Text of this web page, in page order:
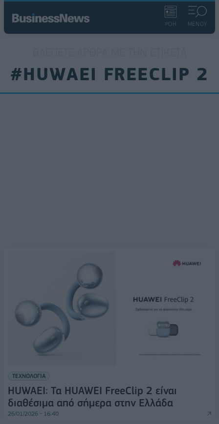
ΡΟΗ ΜΕΝΟΥ
#HUWAEI FREECLIP 2
ΤΕΧΝΟΛΟΓΙΑ
HUWAEI: Τα HUAWEI FreeClip 2 είναι
διαθέσιμα από σήμερα στην Ελλάδα
26/01/2026 - 16:40